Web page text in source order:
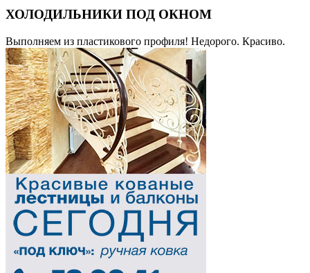
ХОЛОДИЛЬНИКИ ПОД ОКНОМ
Выполняем из пластикового профиля! Недорого. Красиво.